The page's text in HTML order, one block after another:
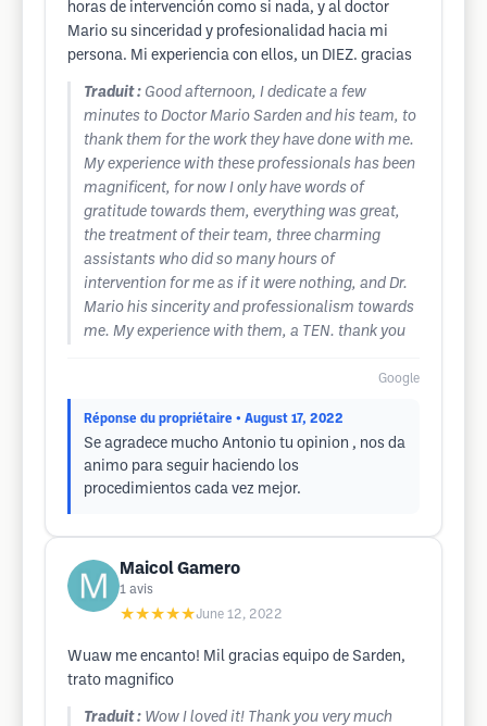
horas de intervención como si nada, y al doctor
Mario su sinceridad y profesionalidad hacia mi
persona. Mi experiencia con ellos, un DIEZ. gracias
Traduit : Good afternoon, I dedicate a few
minutes to Doctor Mario Sarden and his team, to
thank them for the work they have done with me.
My experience with these professionals has been
magnificent, for now I only have words of
gratitude towards them, everything was great,
the treatment of their team, three charming
assistants who did so many hours of
intervention for me as if it were nothing, and Dr.
Mario his sincerity and professionalism towards
me. My experience with them, a TEN. thank you
Google
Réponse du propriétaire • August 17, 2022
Se agradece mucho Antonio tu opinion , nos da
animo para seguir haciendo los
procedimientos cada vez mejor.
Maicol Gamero
1 avis
★★★★★June 12, 2022
Wuaw me encanto! Mil gracias equipo de Sarden,
trato magnifico
Traduit : Wow I loved it! Thank you very much